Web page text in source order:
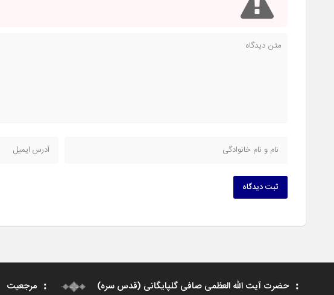
ثبت دیدگاه
حضرت آیت الله العظمی صافی گلپایگانی (قدس سره) مرجعیت